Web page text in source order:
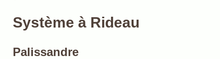
Système à Rideau
Palissandre